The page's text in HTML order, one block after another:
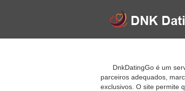
DnkDatingGo é um
parceiros adequados,
exclusivos. O site permite